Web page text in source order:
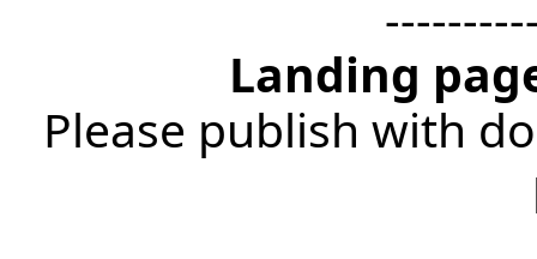
Landing
Please publish with